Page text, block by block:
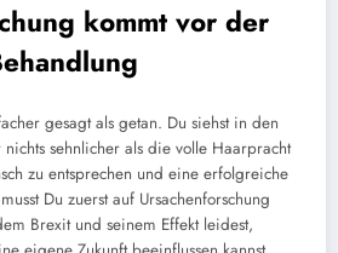
kommt vor der
gesagt als getan. Du siehst in den
sehnlicher als die volle Haarpracht
zu entsprechen und eine erfolgreiche
Du zuerst auf Ursachenforschung
Brexit und seinem Effekt leidest,